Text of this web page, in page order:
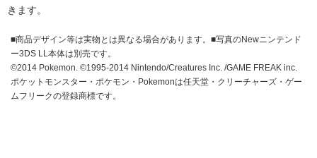
きます。
■商品デザイン等は実物とは異なる場合があります。■写真のNewニンテンド
ー3DS LL本体は別売です。
©2014 Pokemon. ©1995-2014 Nintendo/Creatures Inc. /GAME FREAK inc.
ポケットモンスター・ポケモン・Pokemonは任天堂・クリーチャーズ・ゲー
ムフリークの登録商標です。